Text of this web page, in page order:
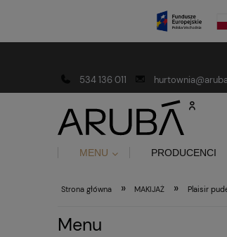
534 136 011
MENU PRODUCENCI
Strona główna » MAKIJAŻ » Plaisir
Menu